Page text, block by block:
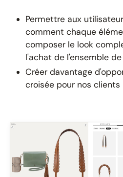
Permettre aux
comment chaque
composer le look
l'achat de l'ensemble
Créer davantage
croisée pour nos clients